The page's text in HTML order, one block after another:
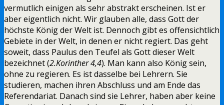
vermutlich einigen als sehr abstrakt erscheinen. Ist er
aber eigentlich nicht. Wir glauben alle, dass Gott der
höchste König der Welt ist. Dennoch gibt es offensichtlich
Gebiete in der Welt, in denen er nicht regiert. Das geht
soweit, dass Paulus den Teufel als Gott dieser Welt
bezeichnet (2.Korinther 4,4). Man kann also König sein,
ohne zu regieren. Es ist dasselbe bei Lehrern. Sie
studieren, machen ihren Abschluss und am Ende das
Referendariat. Danach sind sie Lehrer, haben aber keine